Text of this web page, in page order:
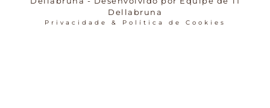
Dellabruna
Privacidade & Política de Cookies